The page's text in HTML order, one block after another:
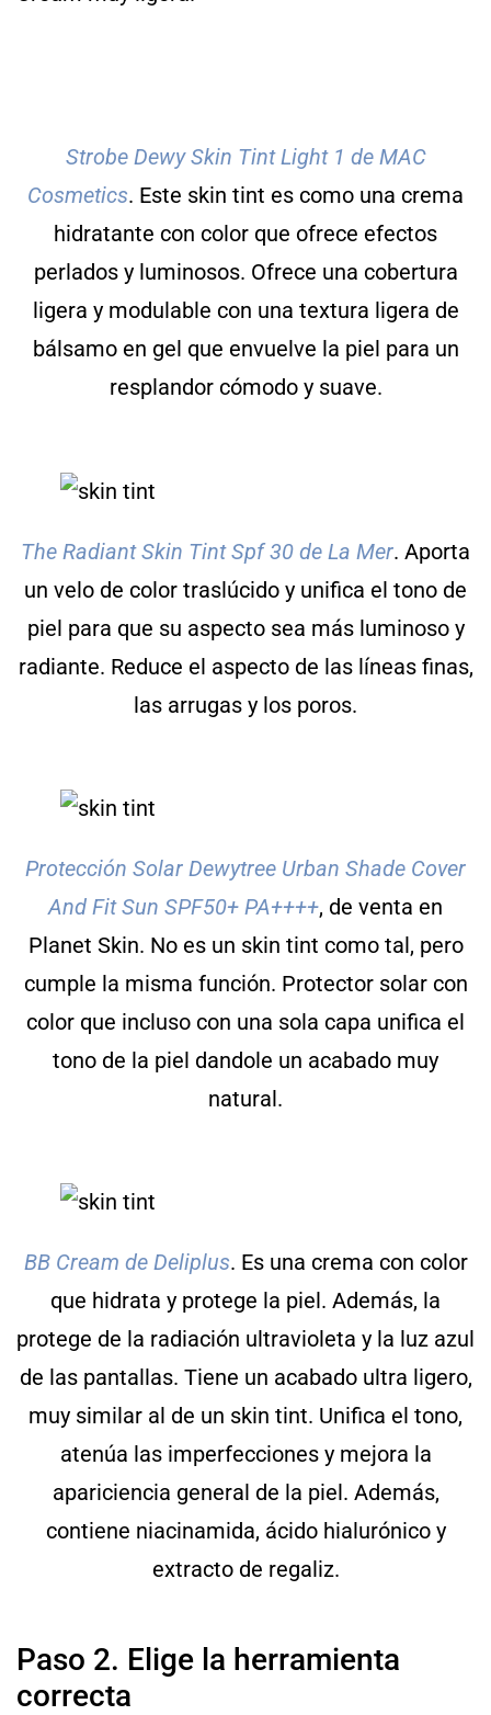
Strobe Dewy Skin Tint Light 1 de MAC
Cosmetics. Este skin tint es como una crema
hidratante con color que ofrece efectos
perlados y luminosos. Ofrece una cobertura
ligera y modulable con una textura ligera de
bálsamo en gel que envuelve la piel para un
resplandor cómodo y suave.
The Radiant Skin Tint Spf 30 de La Mer. Aporta
un velo de color traslúcido y unifica el tono de
piel para que su aspecto sea más luminoso y
radiante. Reduce el aspecto de las líneas finas,
las arrugas y los poros.
Protección Solar Dewytree Urban Shade Cover
And Fit Sun SPF50+ PA++++, de venta en
Planet Skin. No es un skin tint como tal, pero
cumple la misma función. Protector solar con
color que incluso con una sola capa unifica el
tono de la piel dandole un acabado muy
natural.
BB Cream de Deliplus. Es una crema con color
que hidrata y protege la piel. Además, la
protege de la radiación ultravioleta y la luz azul
de las pantallas. Tiene un acabado ultra ligero,
muy similar al de un skin tint. Unifica el tono,
atenúa las imperfecciones y mejora la
apariciencia general de la piel. Además,
contiene niacinamida, ácido hialurónico y
extracto de regaliz.
Paso 2. Elige la herramienta
correcta